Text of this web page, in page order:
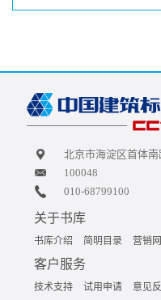
北京市海淀区首体
100048
010-68799100
关于书库
书库介绍 简明目录 营销
客户服务
技术支持 试用申请 意见